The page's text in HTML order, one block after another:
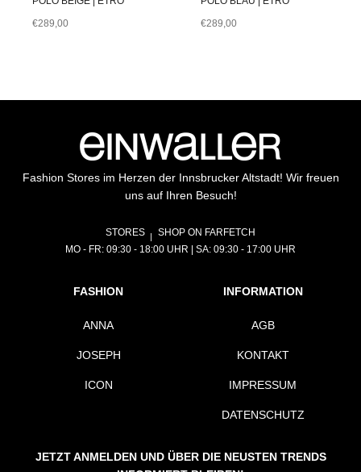
€289,00
€289,00
Fashion Stores im Herzen der Innsbrucker Altstadt! Wir freuen
uns auf Ihren Besuch!
STORES
SHOP ON FARFETCH
MO - FR: 09:30 - 18:00 UHR | SA: 09:30 - 17:00 UHR
FASHION
ANNA
JOSEPH
ICON
INFORMATION
AGB
KONTAKT
IMPRESSUM
DATENSCHUTZ
JETZT ANMELDEN UND ÜBER DIE NEUSTEN TRENDS